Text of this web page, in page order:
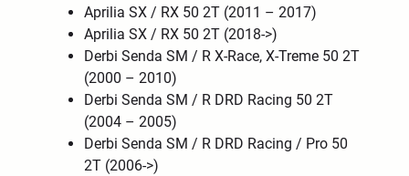
Aprilia SX / RX 50 2T (2011 – 2017)
Aprilia SX / RX 50 2T (2018->)
Derbi Senda SM / R X-Race, X-Treme 50 2T
(2000 – 2010)
Derbi Senda SM / R DRD Racing 50 2T
(2004 – 2005)
Derbi Senda SM / R DRD Racing / Pro 50
2T (2006->)